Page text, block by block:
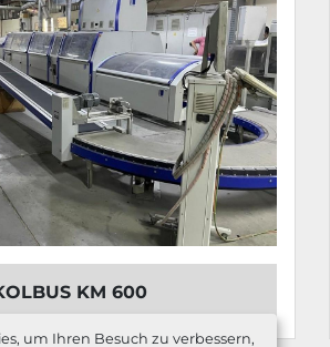
um Ihren Besuch zu verbessern,
KM 600